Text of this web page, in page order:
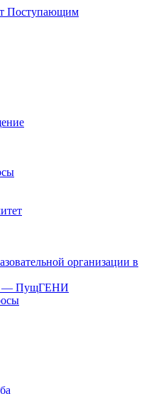
Поступающим
организации в
— ПущГЕНИ